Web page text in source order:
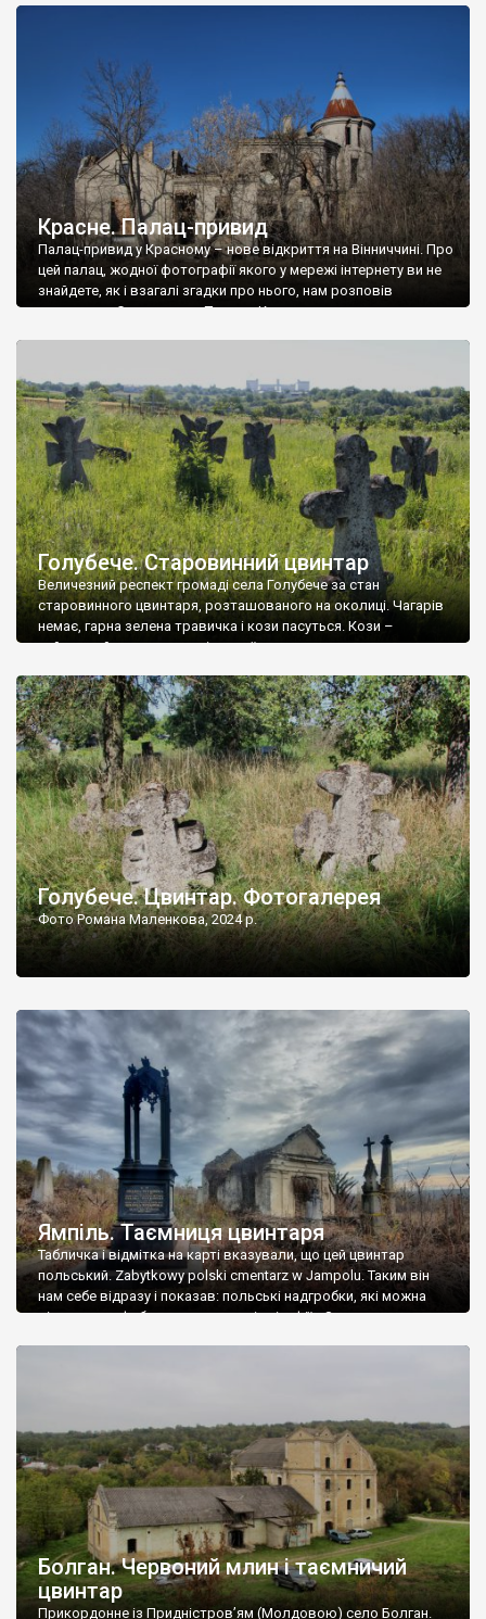
Красне. Палац-привид
Палац-привид у Красному – нове відкриття на Вінниччині. Про
цей палац, жодної фотографії якого у мережі інтернету ви не
знайдете, як і взагалі згадки про нього, нам розповів
мешканець Самгородка. Палац у Красному вразив не лише
Голубече. Старовинний цвинтар
Величезний респект громаді села Голубече за стан
старовинного цвинтаря, розташованого на околиці. Чагарів
немає, гарна зелена травичка і кози пасуться. Кози –
найкращий регулятор шкідливої, для старих кладовищ,
бруньками, кози ті бруньки обгризають, бо то улюблений
делікатес. На цвинтарі у Голубечому ціла колекція
різноманітних форм хрестів. Село відносно невелике, […]
Голубече. Цвинтар. Фотогалерея
Фото Романа Маленкова, 2024 р.
Ямпіль. Таємниця цвинтаря
Табличка і відмітка на карті вказували, що цей цвинтар
польський. Zabytkowy polski cmentarz w Jampolu. Таким він
нам себе відразу і показав: польські надгробки, які можна
віднести до фабричних, польські епітафії… Загалом цвинтар
Болган. Червоний млин і таємничий
цвинтар
Прикордонне із Придністров’ям (Молдовою) село Болган.